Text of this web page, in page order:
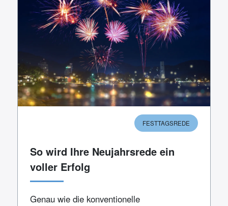
FESTTAGSREDE
So wird Ihre Neujahrsrede ein
voller Erfolg
Genau wie die konventionelle